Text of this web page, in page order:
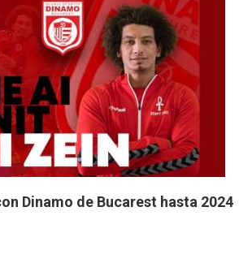
Dinamo de Bucarest hasta 2024